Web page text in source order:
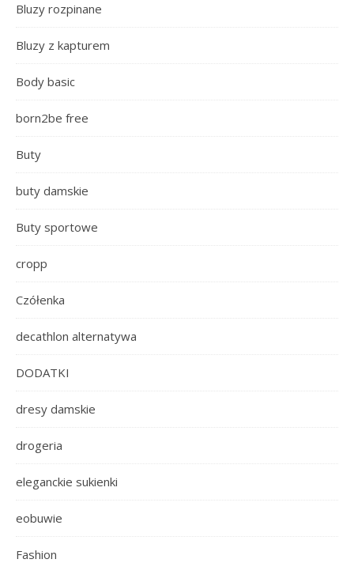
Bluzy rozpinane
Bluzy z kapturem
Body basic
born2be free
Buty
buty damskie
Buty sportowe
cropp
Czółenka
decathlon alternatywa
DODATKI
dresy damskie
drogeria
eleganckie sukienki
eobuwie
Fashion